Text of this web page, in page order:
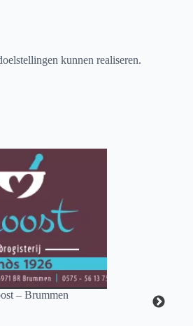
kunnen realiseren.
– Brummen